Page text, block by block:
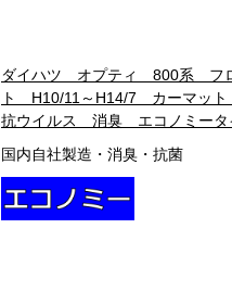
ダイハツ オプティ 800系 フ
ト H10/11～H14/7 カーマッ
抗ウイルス 消臭 エコノミータ
国内自社製造・消臭・抗菌